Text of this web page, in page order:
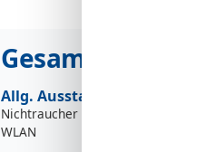
Gesamte
Allg. Ausstattung
Nichtraucher
WLAN